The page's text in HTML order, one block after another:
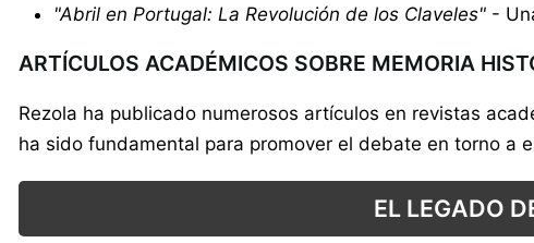
"Abril en Portugal: La Revolución de los Claveles" -
ARTÍCULOS ACADÉMICOS SOBRE MEMORIA
Rezola ha publicado numerosos artículos en revistas
ha sido fundamental para promover el debate en torno a
EL LEGADO